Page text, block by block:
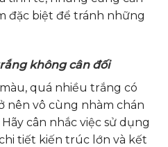
đặc biệt để tránh những
không cân đối
quá nhiều trắng có
nên vô cùng nhàm chán
cân nhắc việc sử dụng
tiết kiến trúc lớn và kết